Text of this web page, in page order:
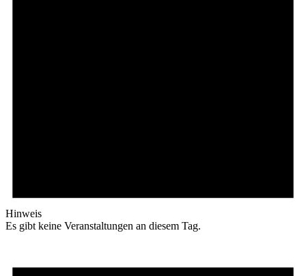
Hinweis
Es gibt keine Veranstaltungen an diesem Tag.